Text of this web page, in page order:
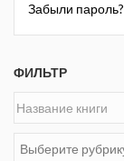
Забыли пароль?
ФИЛЬТР